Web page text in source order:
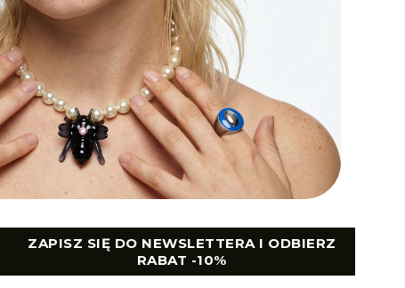
ZAPISZ SIĘ DO NEWSLETTERA I ODBIERZ
RABAT -10%